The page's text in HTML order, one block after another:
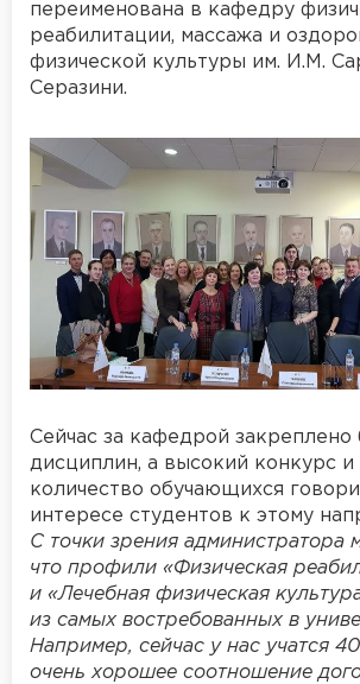
переименована в кафедру
реабилитации, массажа и
физической культуры им. И.М.
Серазини.
Сейчас за кафедрой закреплено
дисциплин, а высокий конкурс
количество обучающихся
интересе студентов к этому
С точки зрения администратора
что профили «Физическая
и «Лечебная физическая
из самых востребованных в
Например, сейчас у нас учатся
очень хорошее соотношение